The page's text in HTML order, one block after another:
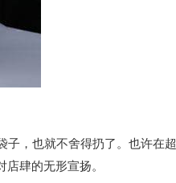
，也就不舍得扔了。也许在超
肆的无形宣扬。